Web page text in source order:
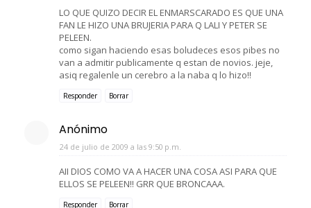
LO QUE QUIZO DECIR EL ENMARSCARADO ES QUE UNA
FAN LE HIZO UNA BRUJERIA PARA Q LALI Y PETER SE
PELEEN.
como sigan haciendo esas boludeces esos pibes no
van a admitir publicamente q estan de novios. jeje,
asiq regalenle un cerebro a la naba q lo hizo!!
Responder Borrar
Anónimo
24 de julio de 2009 a las 9:50 p.m.
AII DIOS COMO VA A HACER UNA COSA ASI PARA QUE
ELLOS SE PELEEN!! GRR QUE BRONCAAA.
Responder Borrar